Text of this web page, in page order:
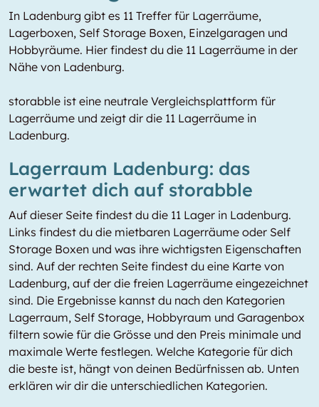
In Ladenburg gibt es 11 Treffer für Lagerräume,
Lagerboxen, Self Storage Boxen, Einzelgaragen und
Hobbyräume. Hier findest du die 11 Lagerräume in der
Nähe von Ladenburg.
storabble ist eine neutrale Vergleichsplattform für
Lagerräume und zeigt dir die 11 Lagerräume in
Ladenburg.
Lagerraum Ladenburg: das
erwartet dich auf storabble
Auf dieser Seite findest du die 11 Lager in Ladenburg.
Links findest du die mietbaren Lagerräume oder Self
Storage Boxen und was ihre wichtigsten Eigenschaften
sind. Auf der rechten Seite findest du eine Karte von
Ladenburg, auf der die freien Lagerräume eingezeichnet
sind. Die Ergebnisse kannst du nach den Kategorien
Lagerraum, Self Storage, Hobbyraum und Garagenbox
filtern sowie für die Grösse und den Preis minimale und
maximale Werte festlegen. Welche Kategorie für dich
die beste ist, hängt von deinen Bedürfnissen ab. Unten
erklären wir dir die unterschiedlichen Kategorien.